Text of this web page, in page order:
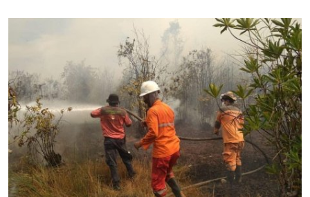
Galeri
Inisiatif
Sorotan Berita
Bahasa